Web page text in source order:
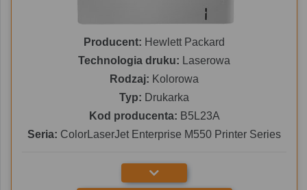
Producent: Hewlett Packard
Technologia druku: Laserowa
Rodzaj: Kolorowa
Typ: Drukarka
Kod producenta: B5L23A
Seria: ColorLaserJet Enterprise M550 Printer Series